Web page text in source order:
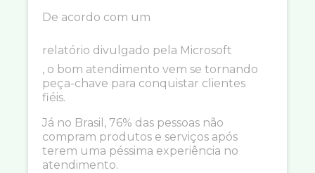
De acordo com um
relatório divulgado pela Microsoft
, o bom atendimento vem se tornando
peça-chave para conquistar clientes
fiéis.
Já no Brasil, 76% das pessoas não
compram produtos e serviços após
terem uma péssima experiência no
atendimento.